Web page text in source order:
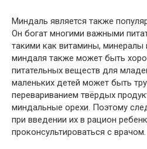
Миндаль является также
Он богат многими важными
такими как витамины, минералы
миндаля также может быть
питательных веществ для
маленьких детей может быть
перевариванием твёрдых
миндальные орехи. Поэтому
при введении их в рацион
проконсультироваться с врачом.